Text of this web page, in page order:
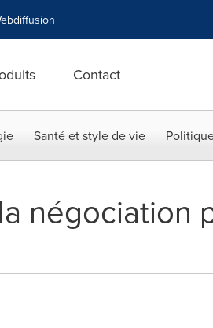
Contact
Santé et style de vie
négociation